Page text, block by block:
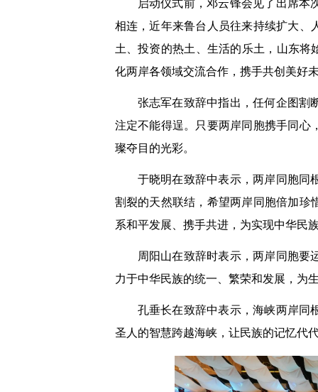
启动仪式前，邓云锋会见了出席
相连，近年来鲁台人员往来持续扩大、
土、投资的热土、生活的乐土，山东将
化两岸各领域交流合作，携手共创美好
张志军在致辞中指出，任何企图割
注定不能得逞。只要两岸同胞携手同心
璨夺目的光彩。
于晓明在致辞中表示，两岸同胞同
割裂的天然联结，希望两岸同胞倍加珍
系和平发展、携手共进，为实现中华民
周阳山在致辞时表示，两岸同胞要
力于中华民族的统一、繁荣和发展，为
孔垂长在致辞中表示，海峡两岸同
圣人的智慧跨越海峡，让民族的记忆代